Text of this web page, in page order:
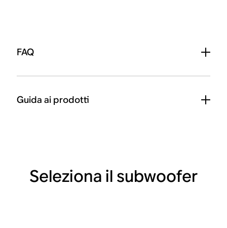
FAQ
Guida ai prodotti
Seleziona il subwoofer